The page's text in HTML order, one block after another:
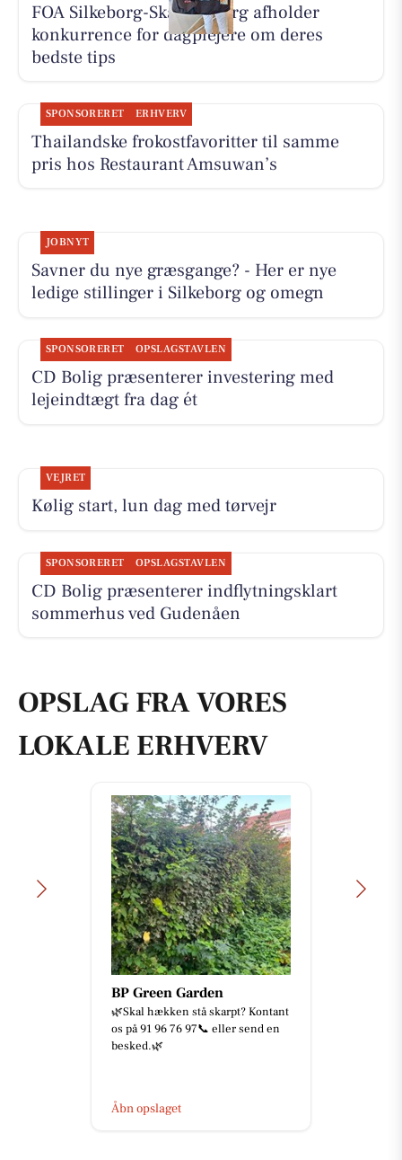
FOA Silkeborg-Skanderborg afholder
konkurrence for dagplejere om deres
bedste tips
SPONSORERET ERHVERV
Thailandske frokostfavoritter til samme
pris hos Restaurant Amsuwan’s
JOBNYT
Savner du nye græsgange? - Her er nye
ledige stillinger i Silkeborg og omegn
SPONSORERET OPSLAGSTAVLEN
CD Bolig præsenterer investering med
lejeindtægt fra dag ét
VEJRET
Kølig start, lun dag med tørvejr
SPONSORERET OPSLAGSTAVLEN
CD Bolig præsenterer indflytningsklart
sommerhus ved Gudenåen
OPSLAG FRA VORES
LOKALE ERHVERV
BP Green Garden
🌿Skal hækken stå skarpt? Kontant
os på 91 96 76 97📞 eller send en
besked.🌿
Åbn opslaget